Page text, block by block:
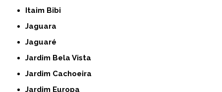
Itaim Bibi
Jaguara
Jaguaré
Jardim Bela Vista
Jardim Cachoeira
Jardim Europa